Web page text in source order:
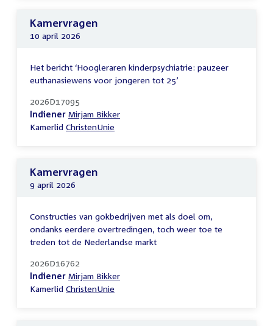
Kamervragen
10 april 2026
Het bericht ‘Hoogleraren kinderpsychiatrie: pauzeer
euthanasiewens voor jongeren tot 25’
2026D17095
Indiener Mirjam Bikker
Kamerlid ChristenUnie
Kamervragen
9 april 2026
Constructies van gokbedrijven met als doel om,
ondanks eerdere overtredingen, toch weer toe te
treden tot de Nederlandse markt
2026D16762
Indiener Mirjam Bikker
Kamerlid ChristenUnie